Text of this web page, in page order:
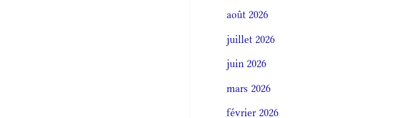
août 2026
juillet 2026
juin 2026
mars 2026
février 2026